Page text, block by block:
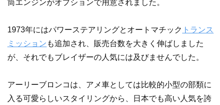
筒エンジンがオプションで用意されました。
1973年にはパワーステアリングとオートマチック トランス
ミッション も追加され、販売台数を大きく伸ばしました
が、それでもブレイザーの人気には及びませんでした。
アーリーブロンコは、アメ車としては比較的小型の部類に
入る可愛らしいスタイリングから、日本でも高い人気を誇